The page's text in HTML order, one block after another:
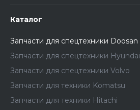
Каталог
Запчасти для спецтехники Doosan
Запчасти для спецтехники Hyundai
Запчасти для спецтехники Volvo
Запчасти для техники Komatsu
Запчасти для техники Hitachi